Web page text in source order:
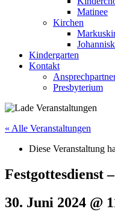
Matinee
Kirchen
Kindergarten
Kontakt
Presbyterium
« Alle Veranstaltungen
Diese Veranstaltung
Festgottesdienst
30. Juni 2024 @